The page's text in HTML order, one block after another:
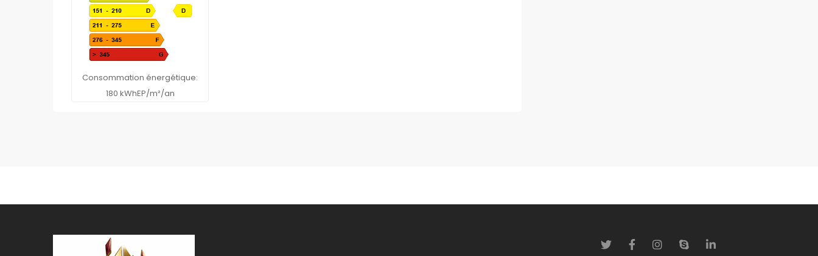
Consommation énergétique:
180 kWhEP/m²/an